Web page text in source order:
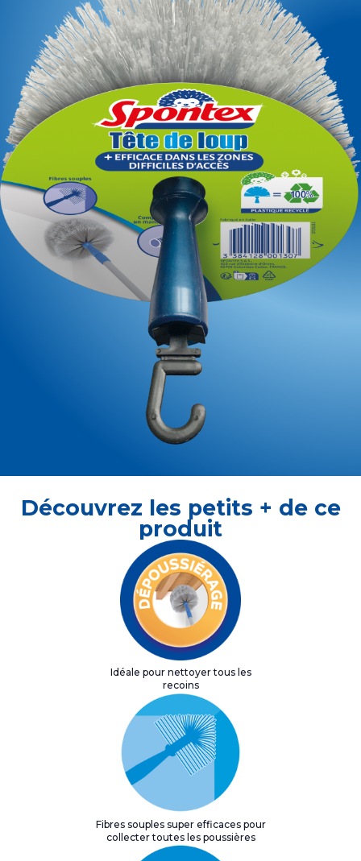
Découvrez les petits + de ce
produit
Idéale pour nettoyer tous les
recoins
Fibres souples super efficaces pour
collecter toutes les poussières